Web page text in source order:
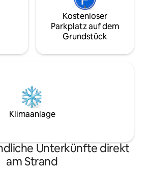
Kostenloser
Parkplatz auf dem
Grundstück
Klimaanlage
Unterkünfte direkt
am Strand